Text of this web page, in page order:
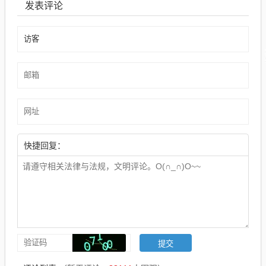
发表评论
快捷回复：